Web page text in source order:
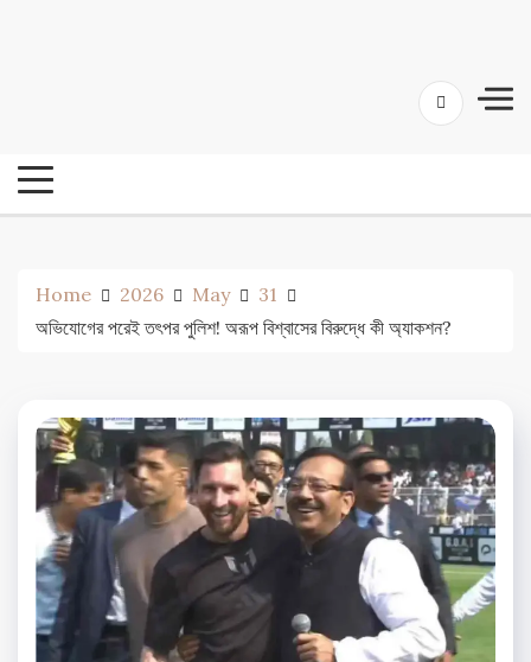
Home 2026 May
31
অভিযোগের পরেই তৎপর পুলিশ! অরূপ বিশ্বাসের বিরুদ্ধে কী অ্যাকশন?